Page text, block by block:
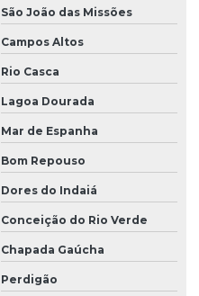
São João das Missões
Campos Altos
Rio Casca
Lagoa Dourada
Mar de Espanha
Bom Repouso
Dores do Indaiá
Conceição do Rio Verde
Chapada Gaúcha
Perdigão